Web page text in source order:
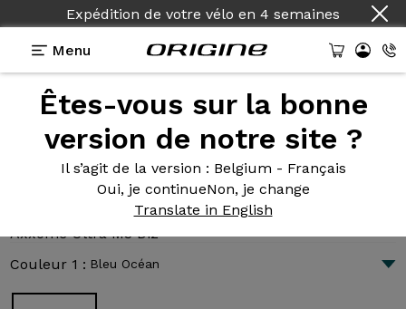
Expédition de votre vélo en 4 semaines
Menu
Êtes-vous sur la bonne
version de notre site ?
Il s’agit de la version : Belgium - Français
Oui, je continueNon, je change
Translate in English
Présentation
Axxome Ultra M3 Di2
Axxome Ultra M3 Di2
Couleur 1 : Bleu Océan